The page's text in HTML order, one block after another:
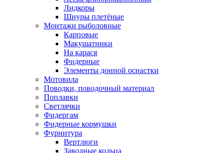
Лидкоры
Шнуры плетёные
Монтажи рыболовные
Карповые
Макушатники
На карася
Фидерные
Элементы донной оснастки
Мотовила
Поводки, поводочный материал
Поплавки
Светлячки
Фидергам
Фидерные кормушки
Фурнитура
Вертлюги
Заводные кольца